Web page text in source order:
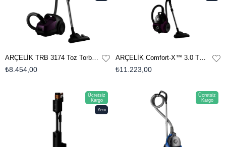
₺8.454,00 ₺11.223,00
Ücretsiz
Kargo
Yeni
Ücretsiz
Kargo